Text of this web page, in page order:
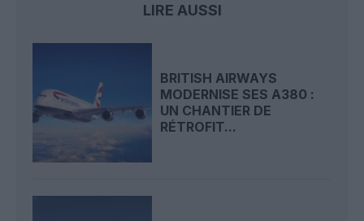
LIRE AUSSI
BRITISH AIRWAYS
MODERNISE SES A380 :
UN CHANTIER DE
RÉTROFIT...